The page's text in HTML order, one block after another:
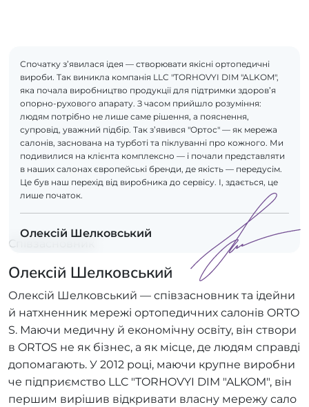
Спочатку з’явилася ідея — створювати якісні ортопедичні
вироби. Так виникла компанія LLC "TORHOVYI DIM "ALKOM",
яка почала виробництво продукції для підтримки здоров’я
опорно-рухового апарату. З часом прийшло розуміння:
людям потрібно не лише саме рішення, а пояснення,
супровід, уважний підбір. Так з’явився "Ортос" — як мережа
салонів, заснована на турботі та піклуванні про кожного. Ми
подивилися на клієнта комплексно — і почали представляти
в наших салонах європейські бренди, де якість — передусім.
Це був наш перехід від виробника до сервісу. І, здається, це
лише початок.
Олексій Шелковський
Співзасновник
Олексій Шелковський
Олексій Шелковський — співзасновник та ідейни
й натхненник мережі ортопедичних салонів ORTO
S. Маючи медичну й економічну освіту, він створи
в ORTOS не як бізнес, а як місце, де людям справді
допомагають. У 2012 році, маючи крупне виробни
че підприємство LLC "TORHOVYI DIM "ALKOM", він
першим вирішив відкривати власну мережу сало